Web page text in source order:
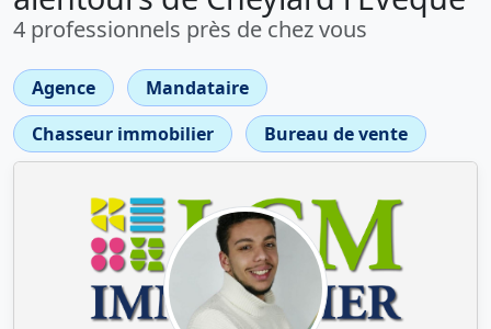
4 professionnels près de chez vous
Agence
Mandataire
Chasseur immobilier
Bureau de vente